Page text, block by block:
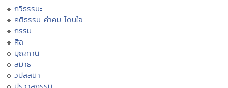
กวีธรรมะ
คติธรรม คำคม โดนใจ
กรรม
ศีล
บุญทาน
สมาธิ
วิปัสสนา